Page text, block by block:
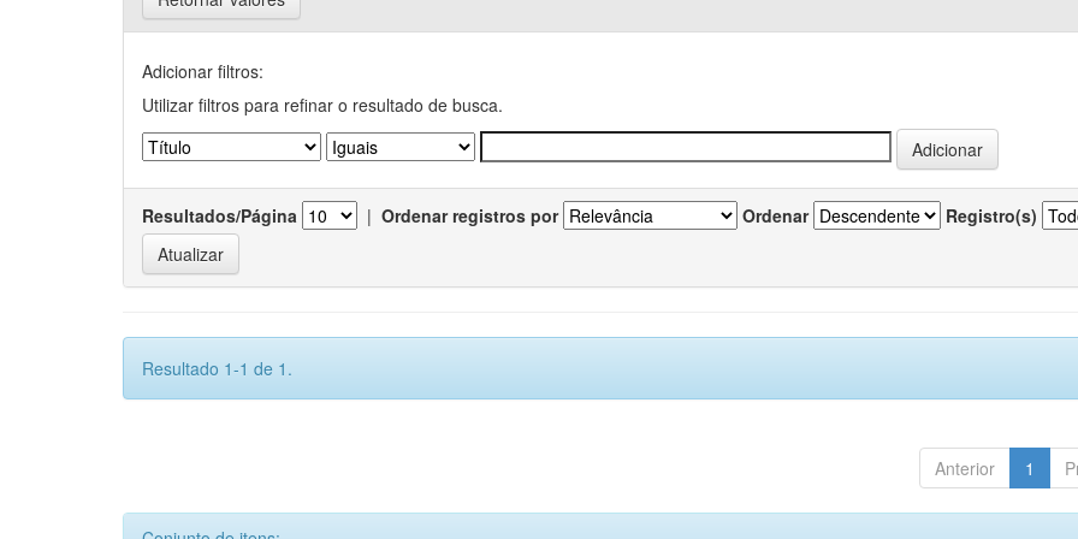
Adicionar filtros:
Utilizar filtros para refinar o resultado de busca.
Resultados/Página | Ordenar registros por Ordenar Registro(s)
Resultado 1-1 de 1.
Anterior 1